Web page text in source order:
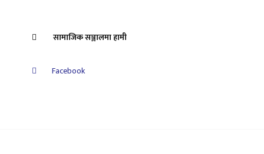
सामाजिक सञ्जालमा हामी
Facebook